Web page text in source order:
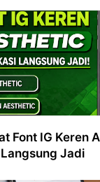
Font IG Keren
Jadi